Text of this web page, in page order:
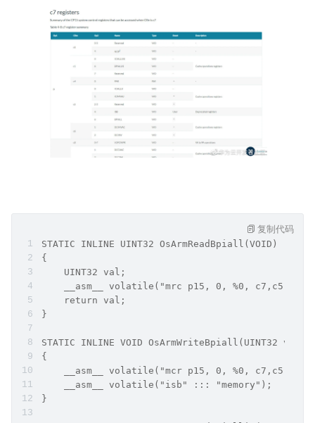
STATIC INLINE UINT32 OsArmReadBpiall(VOID)
{
    UINT32 val;
__asm__ volatile("mrc p15, 0, %0, c7,c5,6" :
    return val;
}
STATIC INLINE VOID OsArmWriteBpiall(UINT32 val)
{
__asm__ volatile("mcr p15, 0, %0, c7,c5,6"
    __asm__ volatile("isb" ::: "memory");
}
复制代码